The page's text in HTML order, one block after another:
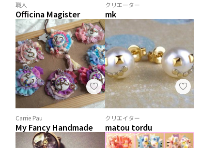
職人
Officina Magister
クリエーター
mk
Carrie Pau
My Fancy Handmade
クリエイター
matou tordu